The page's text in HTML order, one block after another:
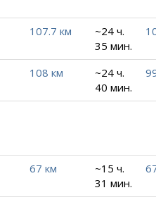
107.7 км
~24 ч.
35 мин.
108 км
~24 ч.
40 мин.
67 км
~15 ч.
31 мин.